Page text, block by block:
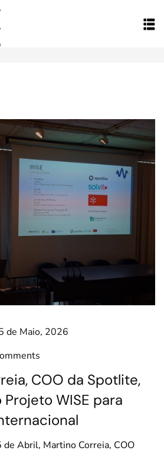
de Maio, 2026
COO da Spotlite,
WISE para
de Abril, Martino Correia, COO